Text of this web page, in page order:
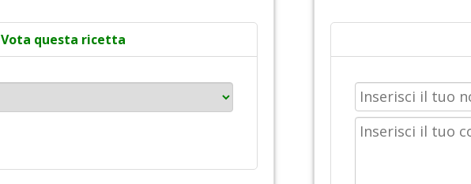
Vota questa ricetta